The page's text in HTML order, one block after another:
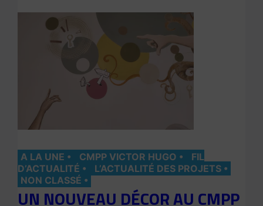
A LA UNE CMPP VICTOR HUGO
FIL
D’ACTUALITÉ
L’ACTUALITÉ DES PROJETS
NON CLASSÉ
UN NOUVEAU DÉCOR AU CMPP